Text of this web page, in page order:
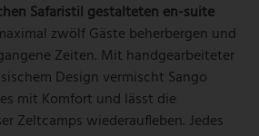
Safaristil gestalteten en-suite
zwölf Gäste beherbergen und
Zeiten. Mit handgearbeiteter
Design vermischt Sango
mit Komfort und lässt die
Zeltcamps wiederaufleben. Jedes